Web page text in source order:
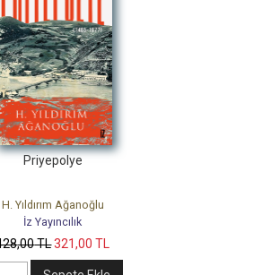
Priyepolye
H. Yıldırım Ağanoğlu
İz Yayıncılık
,00TL321,00 TL